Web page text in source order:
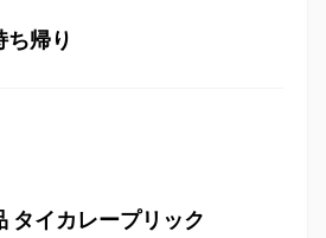
ち帰り
タイカレープリック